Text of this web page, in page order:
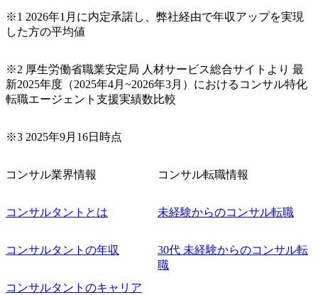
サルティングファームの立ち上げフェーズに関わることが
できる 豊富な経験を持つコンサル経験者の場合は、自らチ
ーションの開発 など) シンプレクスの顧客基盤、エンジニ
アケイパビリティを活かた確度の高い事業立ち上げが経験
できる 2026年8月21日(金) 19:30〜21:30 (19:20開場) 2026年8
く可能性がございます。 このたび、ファーム経験者の方を
できる機会ですので、ぜひご参加ください。 当日はXspear
名参加する予定です！ ●費用 : 無料 虎ノ門ヒルズ付近 ※詳
している方
※1 2026年1月に内定承諾し、弊社経由で年収アップを実現
した方の平均値
※2 厚生労働省職業安定局 人材サービス総合サイトより 最
新2025年度（2025年4月~2026年3月）におけるコンサル特化
転職エージェント支援実績数比較
※3 2025年9月16日時点
コンサル業界情報
コンサルタントとは
コンサルタントの年収
コンサルタントのキャリア
コンサル転職情報
未経験からのコンサル転職
30代 未経験からのコンサル転
職